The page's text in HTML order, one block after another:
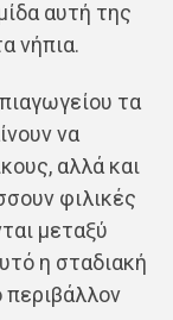
αυτή της
νήπια.
τα
να
αλλά και
φιλικές
μεταξύ
η σταδιακή
περιβάλλον